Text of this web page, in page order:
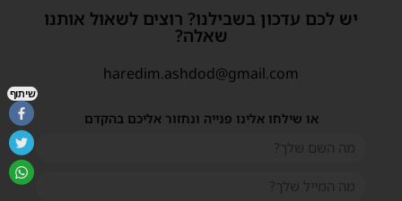
יש לכם עדכון בשבילנו? רוצים לשאול אותנו
שאלה?
haredim.ashdod@gmail.com
או שילחו אלינו פנייה ונחזור אליכם בהקדם
שיתוף